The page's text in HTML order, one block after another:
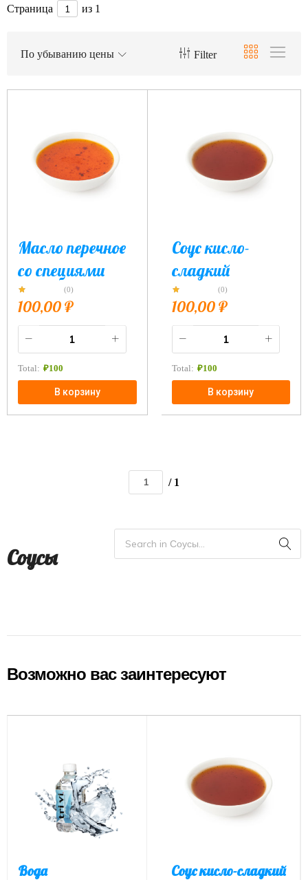
Страница из 1
Filter
По убыванию цены
Масло перечное
со специями
(0)
100,00₽
Total: ₽100
В корзину
Соус кисло-
сладкий
(0)
100,00₽
Total: ₽100
В корзину
/ 1
Соусы
Возможно вас заинтересуют
Вода
Соус кисло-сладкий